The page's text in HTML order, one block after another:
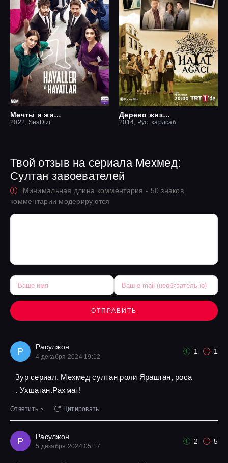
Мечты и жизни
2022, SesDizi
Дерево жизни
2014, Рус. хардсаб
Твой отзыв на сериала Мехмед:
Султан завоевателей
Минимальная длина комментария - 50 знаков.
комментарии модерируются
ОТПРАВИТЬ
Р Расулжон
4 декабря 2024 19:12
1 1
Зур сериал. Мехмед султан роли Ярашган, роса
. Ухшаган.Рахмат!
Ответить Цитировать
Р Расулжон
5 декабря 2024 05:17
2 5